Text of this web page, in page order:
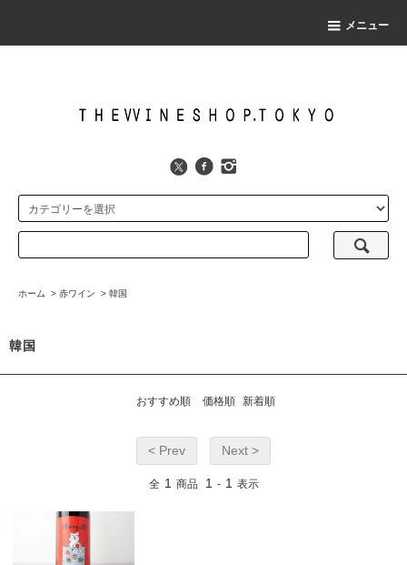
メニュー
ホーム > 赤ワイン > 韓国
韓国
おすすめ順 価格順 新着順
< Prev Next >
全 1 商品 1 - 1 表示